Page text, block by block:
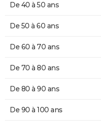
De 40 à 50 ans
De 50 à 60 ans
De 60 à 70 ans
De 70 à 80 ans
De 80 à 90 ans
De 90 à 100 ans